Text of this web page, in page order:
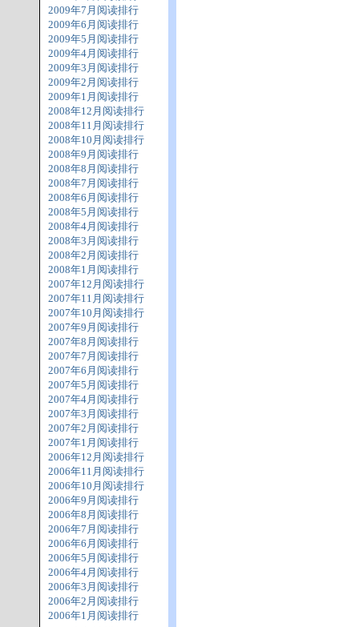
2009年7月阅读排行
2009年6月阅读排行
2009年5月阅读排行
2009年4月阅读排行
2009年3月阅读排行
2009年2月阅读排行
2009年1月阅读排行
2008年12月阅读排行
2008年11月阅读排行
2008年10月阅读排行
2008年9月阅读排行
2008年8月阅读排行
2008年7月阅读排行
2008年6月阅读排行
2008年5月阅读排行
2008年4月阅读排行
2008年3月阅读排行
2008年2月阅读排行
2008年1月阅读排行
2007年12月阅读排行
2007年11月阅读排行
2007年10月阅读排行
2007年9月阅读排行
2007年8月阅读排行
2007年7月阅读排行
2007年6月阅读排行
2007年5月阅读排行
2007年4月阅读排行
2007年3月阅读排行
2007年2月阅读排行
2007年1月阅读排行
2006年12月阅读排行
2006年11月阅读排行
2006年10月阅读排行
2006年9月阅读排行
2006年8月阅读排行
2006年7月阅读排行
2006年6月阅读排行
2006年5月阅读排行
2006年4月阅读排行
2006年3月阅读排行
2006年2月阅读排行
2006年1月阅读排行